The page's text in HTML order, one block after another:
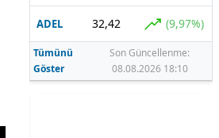
ADEL 32,42 (9,97%)
Tümünü
Göster
Son Güncellenme:
08.08.2026 18:10